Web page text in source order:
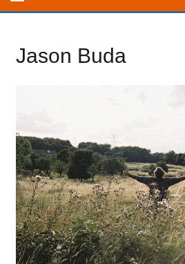
Jason Buda